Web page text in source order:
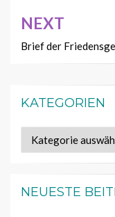
NEXT
Brief der
KATEGORIEN
Kategorien
NEUESTE